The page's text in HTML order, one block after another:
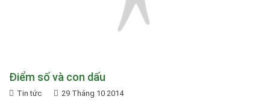
Điểm số và con dấu
Tin tức 29 Tháng 10 2014